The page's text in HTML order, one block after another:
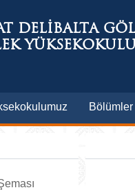
DELİBALTA
Bölümler